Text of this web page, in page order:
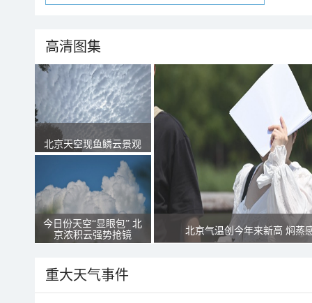
高清图集
北京天空现鱼鳞云景观
今日份天空“显眼包” 北
京浓积云强势抢镜
北京气温创今年来新高 焖蒸
重大天气事件